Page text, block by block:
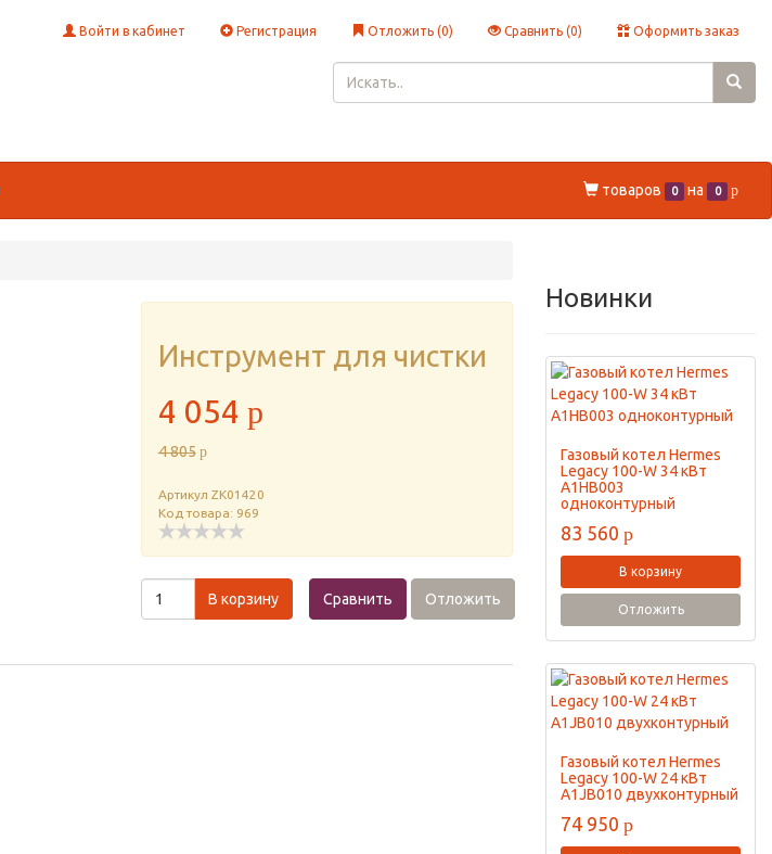
Войти в кабинет Регистрация Отложить (0) Сравнить (0) Оформить заказ
товаров 0 на 0 p
Инструмент для чистки
4 054 p
4 805 p
Артикул ZK01420
Код товара: 969
В корзину Сравнить Отложить
Новинки
Газовый котел Hermes
Legacy 100-W 34 кВт
A1HB003
одноконтурный
83 560 p
В корзину
Отложить
Газовый котел Hermes
Legacy 100-W 24 кВт
A1JB010 двухконтурный
74 950 p